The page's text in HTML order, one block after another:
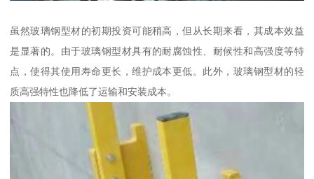
虽然玻璃钢型材的初期投资可能稍高，但从长期来看，其成本效益
是显著的。由于玻璃钢型材具有的耐腐蚀性、耐候性和高强度等特
点，使得其使用寿命更长，维护成本更低。此外，玻璃钢型材的轻
质高强特性也降低了运输和安装成本。